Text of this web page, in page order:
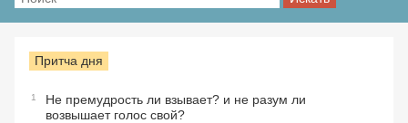
Притча дня
1
Не премудрость ли взывает? и не разум ли
возвышает голос свой?